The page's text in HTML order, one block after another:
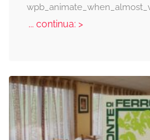
... continua: >